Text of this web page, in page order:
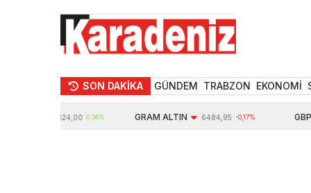
SON DAKİKA GÜNDEM TRABZON EKONOMİ
10624,00 0,56% GRAM ALTIN 6484,95 -0,17%